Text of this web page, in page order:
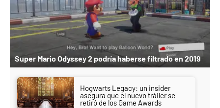
Super Mario Odyssey 2 podría haberse filtrado en 2019
Hogwarts Legacy: un insider
asegura que el nuevo tráiler se
retiró de los Game Awards